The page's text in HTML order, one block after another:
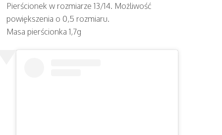
Pierścionek w rozmiarze 13/14. Możliwość
powiększenia o 0,5 rozmiaru.
Masa pierścionka 1,7g